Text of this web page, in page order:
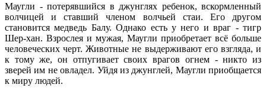
Маугли - потерявшийся в джунглях ребенок, вскормленный
волчицей и ставший членом волчьей стаи. Его другом
становится медведь Балу. Однако есть у него и враг - тигр
Шер-хан. Взрослея и мужая, Маугли приобретает всё больше
человеческих черт. Животные не выдерживают его взгляда, и
к тому же, он отпугивает своих врагов огнем - никто из
зверей им не овладел. Уйдя из джунглей, Маугли приобщается
к миру людей.